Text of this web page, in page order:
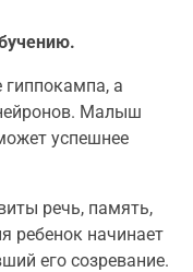
гиппокампа, а
Малыш
успешнее
речь, память,
ребенок начинает
его созревание.